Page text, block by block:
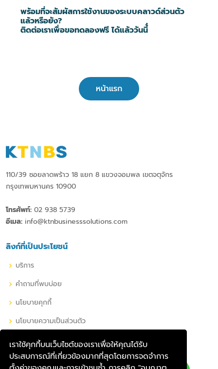
เราใช้คุกกี้บนเว็บไซต์ของเราเพื่อให้คุณได้รับ
ประสบการณ์ที่เกี่ยวข้องมากที่สุดโดยการจดจำการ
พร้อมที่จะสัมผัสการใช้งานของระบบคลาวด์ส่วนตัว
แล้วหรือยัง?
ติดต่อเราเพื่อขอทดลองฟรี ได้แล้ววันนี้่
หน้าแรก
110/39 ซอยลาดพร้าว 18 แยก 8 แขวงจอมพล เขตจตุจักร
กรุงเทพมหานคร 10900
โทรศัพท์: 02 938 5739
อีเมล: info@ktnbusinesssolutions.com
ลิงก์ที่เป็นประโยชน์
บริการ
คำถามที่พบบ่อย
นโยบายคุกกี้
นโยบายความเป็นส่วนตัว
เครือข่ายโซเชียลของเรา